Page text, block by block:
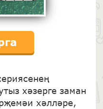
хәзерге заман
хәлләре,